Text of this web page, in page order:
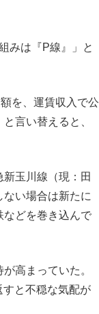
みは『P線』」と
を、運賃収入で公
言い替えると、
玉川線（現：田
い場合は新たに
などを巻き込んで
高まっていた。
と不穏な気配が